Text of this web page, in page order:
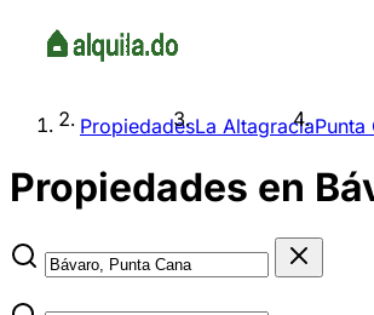
PropiedadesLa AltagraciaPunta
Propiedades en